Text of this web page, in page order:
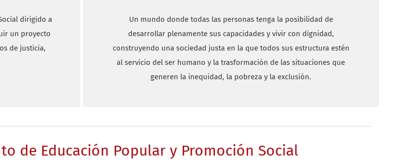
dirigido a
un proyecto
de justicia,
Un mundo donde todas las personas tenga la posibilidad de
desarrollar plenamente sus capacidades y vivir con dignidad,
construyendo una sociedad justa en la que todos sus estructura estén
al servicio del ser humano y la trasformación de las situaciones que
generen la inequidad, la pobreza y la exclusión.
de Educación Popular y Promoción Social